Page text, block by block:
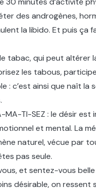
des androgènes,
la libido. Et puis ça
tabac, qui peut altérer
les tabous,
: c’est ainsi que naît la
MA-TI-SEZ : le désir est
et mental. La
naturel, vécue par
pas seule.
et sentez-vous belle
désirable, on ressent